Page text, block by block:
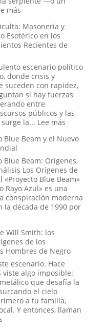
más:
El
Símbolo
del
Infinito
y
el
Ciclo
Eterno
de
la
Masonería y
Esotérico en los
Recientes de
escenario político
donde crisis y
suceden con rapidez,
si hay fuerzas
entre
públicos y las
la... Lee más:
Mano
Masonería
y
Simbolismo
Esotérico
en
los
Blue Beam y el Nuevo
Blue Beam: Orígenes,
Los Orígenes de
«Proyecto Blue Beam»
Rayo Azul» es una
conspiración moderna
la década de 1990 por
Will Smith: los
de los
Hombres de Negro
escenario. Hace
viste algo imposible:
que desafía la
el cielo
a tu familia,
Y entonces, llaman
: